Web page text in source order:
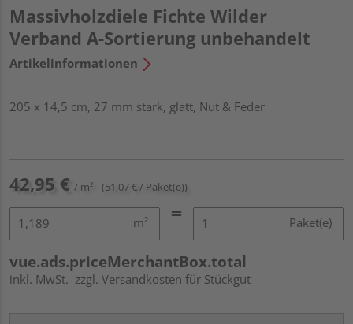
Massivholzdiele Fichte Wilder
Verband A-Sortierung unbehandelt
Artikelinformationen
205 x 14,5 cm, 27 mm stark, glatt, Nut & Feder
42,95 € / m² (51,07 € / Paket(e))
m² Paket(e)
vue.ads.priceMerchantBox.total
inkl. MwSt. zzgl. Versandkosten für Stückgut